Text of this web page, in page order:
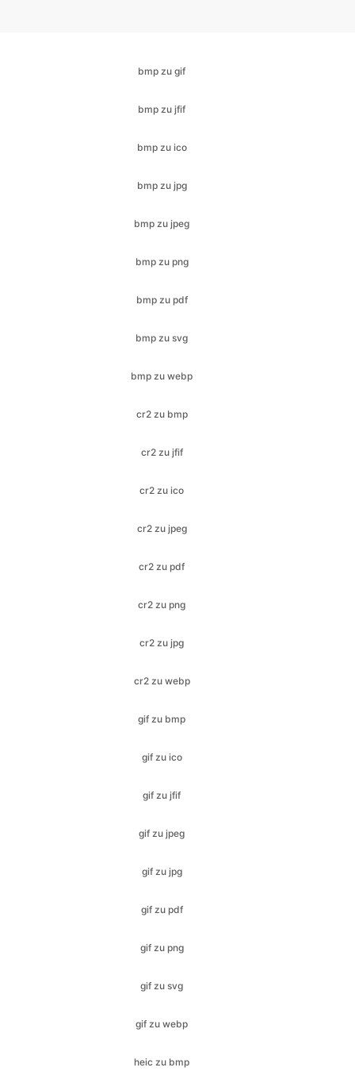
bmp zu ico
bmp zu jpg
bmp zu jpeg
bmp zu png
bmp zu pdf
bmp zu svg
bmp zu webp
cr2 zu bmp
cr2 zu jfif
cr2 zu ico
cr2 zu jpeg
cr2 zu pdf
cr2 zu png
cr2 zu jpg
cr2 zu webp
gif zu bmp
gif zu ico
gif zu jfif
gif zu jpeg
gif zu jpg
gif zu pdf
gif zu png
gif zu svg
gif zu webp
heic zu bmp
heic zu gif
heic in jfif